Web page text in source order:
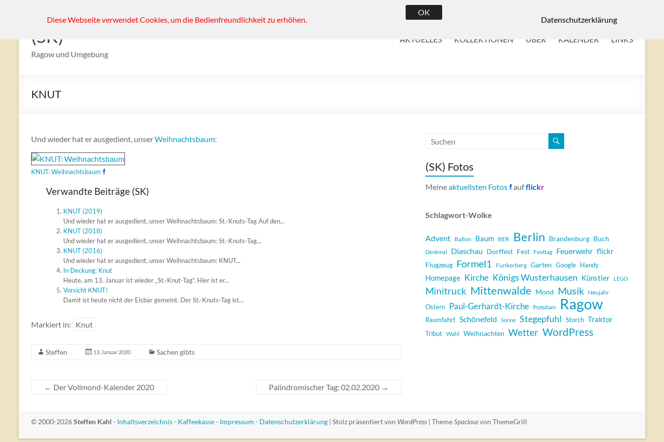
springen(SK)
Ragow und Umgebung
AKTUELLES KOLLEKTIONEN ÜBER KALENDER LINKS
KNUT
Und wieder hat er ausgedient, unserWeihnachtsbaum:
KNUT: Weihnachtsbaum
Verwandte Beiträge (SK)
KNUT (2019)
Und wieder hat er ausgedient, unser Weihnachtsbaum: St.-Knuts-Tag Auf den...
KNUT (2018)
Und wieder hat er ausgedient, unser Weihnachtsbaum: St.-Knuts-Tag...
KNUT (2016)
Und wieder hat er ausgedient, unser Weihnachtsbaum: KNUT...
In Deckung: Knut
Heute, am 13. Januar ist wieder „St.-Knut-Tag“. Hier ist er...
Vorsicht KNUT!
Damit ist heute nicht der Eisbär gemeint. Der St.-Knuts-Tag ist...
Markiert in: Knut
Steffen 13. Januar 2020 Sachen gibts
← Der Vollmond-Kalender 2020 Palindromischer Tag: 02.02.2020 →
(SK) Fotos
Meineaktuellsten Fotos aufflickr
Schlagwort-Wolke
Advent Ballon Baum BER Berlin Brandenburg Buch
Denkmal Diaschau Dorffest Fest Festtag Feuerwehr flickr
Flugzeug Formel1 Funkerberg Garten Google Handy
Homepage Kirche Königs Wusterhausen Künstler LEGO
Minitruck Mittenwalde Mond Musik Neujahr
Ostern Paul-Gerhardt-Kirche Potsdam Ragow
Raumfahrt Schönefeld Sonne Stegepfuhl Storch Traktor
Tribut Wahl Weihnachten Wetter WordPress
© 2000-2026Steffen Kahl - Inhaltsverzeichnis- Kaffeekasse- Impressum - Datenschutzerklärung | Stolz präsentiert von WordPress | ThemeSpaciousvon ThemeGrill
Diese Webseite verwendet Cookies, um die Bedienfreundlichkeit zu erhöhen.
OK
Datenschutzerklärung